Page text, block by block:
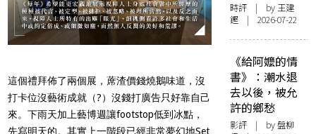
這個禮拜佈了兩個展，蓆渣價錢燒鵝味道，沒
打卡位沒藝術成就（?）沒錢打廣告只好靠自己
來。下雨天加上藝博週讓footstop低到冰點，
先寫明天的。其實上一階段已經非常夢幻地Set
時評 | by 王建
鏗 | 2026-07-22
《給阿嬤的情
書》：潮水退
去以後，被允
許的鄉愁
影評 | by 盤柳